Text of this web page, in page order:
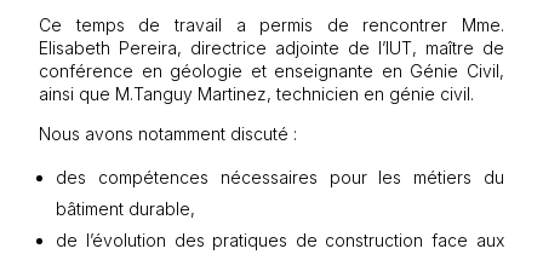
Ce temps de travail a permis de rencontrer Mme.
Elisabeth Pereira, directrice adjointe de l’IUT, maître de
conférence en géologie et enseignante en Génie Civil,
ainsi que M.Tanguy Martinez, technicien en génie civil.
Nous avons notamment discuté :
des compétences nécessaires pour les métiers du
bâtiment durable,
de l’évolution des pratiques de construction face aux